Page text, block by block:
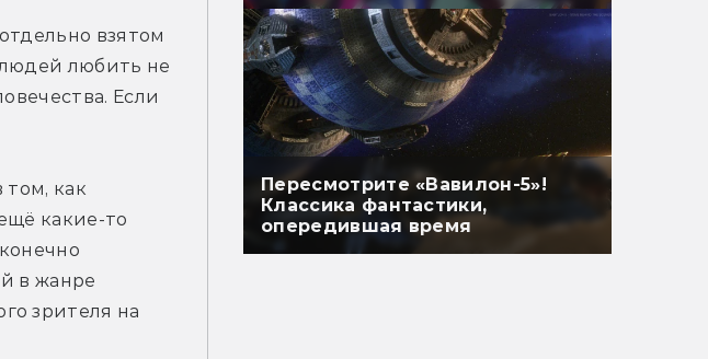
взятом
людей любить не
Если
том, как
какие-то
в жанре
зрителя на
Пересмотрите «Вавилон-5»!
Классика фантастики,
опередившая время